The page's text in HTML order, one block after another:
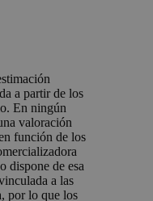
a partir de los
En ningún
valoración
función de los
dispone de esa
a las
por lo que los